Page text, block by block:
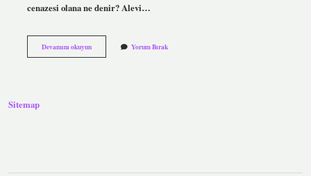
cenazesi olana ne denir? Alevi…
Devamını okuyunAlevilerde
Taziye
Yorum Bırak
Sitemap